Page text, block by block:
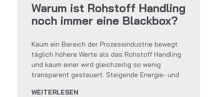
Warum ist Rohstoff Handling
noch immer eine Blackbox?
Kaum ein Bereich der Prozessindustrie bewegt
täglich höhere Werte als das Rohstoff Handling
und kaum einer wird gleichzeitig so wenig
transparent gesteuert. Steigende Energie- und
WEITERLESEN